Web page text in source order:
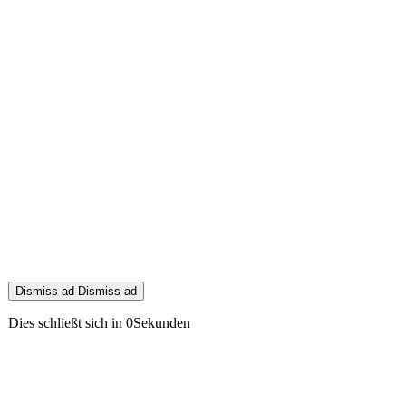
Dismiss ad Dismiss ad
Dies schließt sich in 0Sekunden